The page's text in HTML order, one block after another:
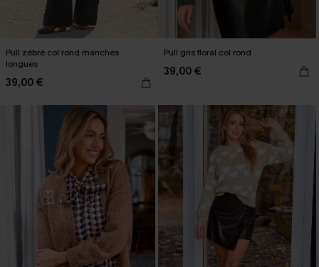
Pull zébré col rond manches
longues
39,00 €
Pull gris floral col rond
39,00 €